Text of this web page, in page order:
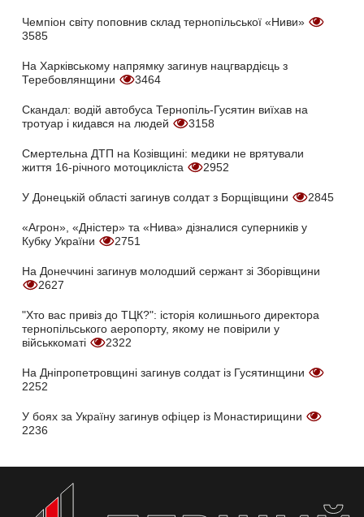
Чемпіон світу поповнив склад тернопільської «Ниви»
3585
На Харківському напрямку загинув нацгвардієць з
Теребовлянщини
3464
Скандал: водій автобуса Тернопіль-Гусятин виїхав на
тротуар і кидався на людей
3158
Смертельна ДТП на Козівщині: медики не врятували
життя 16-річного мотоцикліста
2952
У Донецькій області загинув солдат з Борщівщини 2845
«Агрон», «Дністер» та «Нива» дізналися суперників у
Кубку України
2751
На Донеччині загинув молодший сержант зі Зборівщини
2627
"Хто вас привіз до ТЦК?": історія колишнього директора
тернопільського аеропорту, якому не повірили у
військкоматі
2322
На Дніпропетровщині загинув солдат із Гусятинщини
2252
У боях за Україну загинув офіцер із Монастирищини
2236